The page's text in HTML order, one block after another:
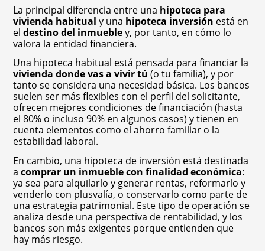
La principal diferencia entre una hipoteca para
vivienda habitual y una hipoteca inversión está en
eldestino del inmuebley, por tanto, en cómo lo
valora la entidad financiera.
Una hipoteca habitual está pensada para financiar la
vivienda donde vas a vivir tú (o tu familia), y por
tanto se considera una necesidad básica. Los bancos
suelen ser más flexibles con el perfil del solicitante,
ofrecen mejores condiciones de financiación (hasta
el 80% o incluso 90% en algunos casos) y tienen en
cuenta elementos como el ahorro familiar o la
estabilidad laboral.
En cambio, una hipoteca de inversión está destinada
acomprar un inmueble con finalidad económica:
ya sea para alquilarlo y generar rentas, reformarlo y
venderlo con plusvalía, o conservarlo como parte de
una estrategia patrimonial. Este tipo de operación se
analiza desde una perspectiva de rentabilidad, y los
bancos son más exigentes porque entienden que
hay más riesgo.